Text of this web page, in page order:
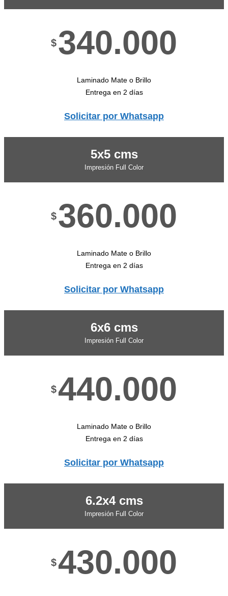
$340.000
Laminado Mate o Brillo
Entrega en 2 días
Solicitar por Whatsapp
5x5 cms
Impresión Full Color
$360.000
Laminado Mate o Brillo
Entrega en 2 días
Solicitar por Whatsapp
6x6 cms
Impresión Full Color
$440.000
Laminado Mate o Brillo
Entrega en 2 días
Solicitar por Whatsapp
6.2x4 cms
Impresión Full Color
$430.000